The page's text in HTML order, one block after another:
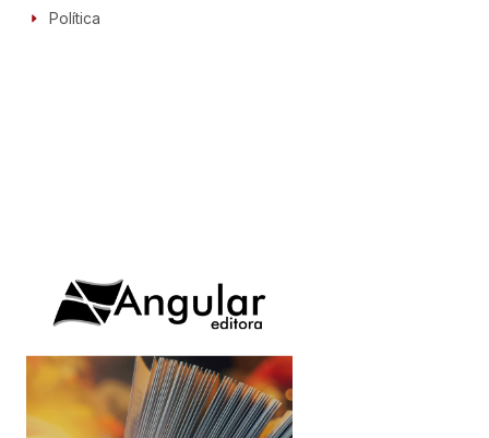
Política